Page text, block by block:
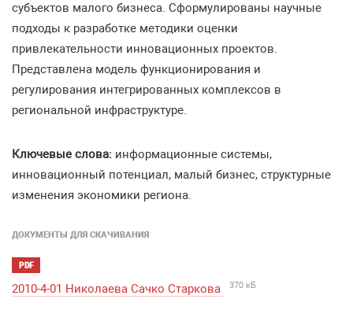
субъектов малого бизнеса. Сформулированы научные
подходы к разработке методики оценки
привлекательности инновационных проектов.
Представлена модель функционирования и
регулирования интегрированных комплексов в
региональной инфраструктуре.
Ключевые слова: информационные системы,
инновационный потенциал, малый бизнес, структурные
изменения экономики региона.
ДОКУМЕНТЫ ДЛЯ СКАЧИВАНИЯ
PDF
2010-4-01 Николаева Сачко Старкова 370 кБ